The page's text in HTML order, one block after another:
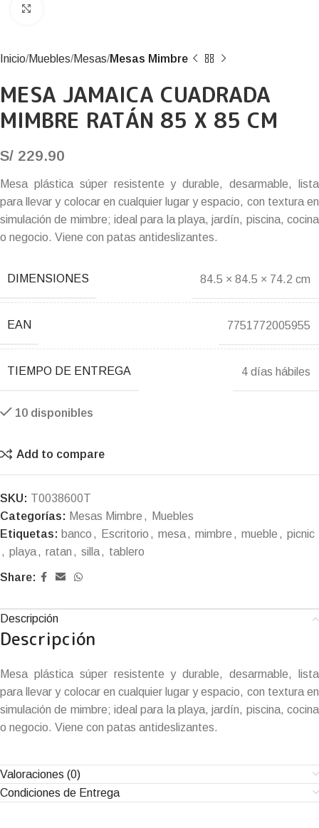
Inicio Muebles Mesas Mesas Mimbre
MESA JAMAICA CUADRADA
MIMBRE RATÁN 85 X 85 CM
S/ 229.90
Mesa plástica súper resistente y durable, desarmable, lista
para llevar y colocar en cualquier lugar y espacio, con textura en
simulación de mimbre; ideal para la playa, jardín, piscina, cocina
o negocio. Viene con patas antideslizantes.
DIMENSIONES 84.5 × 84.5 × 74.2 cm
EAN 7751772005955
TIEMPO DE ENTREGA 4 días hábiles
10 disponibles
Add to compare
SKU: T0038600T
Categorías: Mesas Mimbre ,
Muebles
Etiquetas: banco , Escritorio , mesa, mimbre , mueble , picnic
, playa, ratan , silla, tablero
Share:
Descripción
Descripción
Mesa plástica súper resistente y durable, desarmable, lista
para llevar y colocar en cualquier lugar y espacio, con textura en
simulación de mimbre; ideal para la playa, jardín, piscina, cocina
o negocio. Viene con patas antideslizantes.
Valoraciones (0)
Condiciones de Entrega